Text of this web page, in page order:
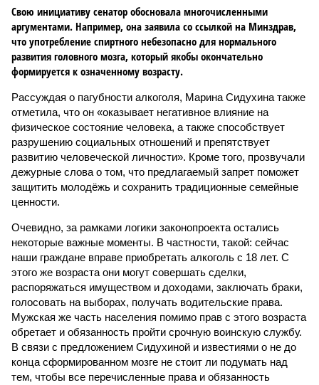
Свою инициативу сенатор обосновала многочисленными
аргументами. Например, она заявила со ссылкой на Минздрав,
что употребление спиртного небезопасно для нормального
развития головного мозга, который якобы окончательно
формируется к означенному возрасту.
Рассуждая о пагубности алкоголя, Марина Сидухина также
отметила, что он «оказывает негативное влияние на
физическое состояние человека, а также способствует
разрушению социальных отношений и препятствует
развитию человеческой личности». Кроме того, прозвучали
дежурные слова о том, что предлагаемый запрет поможет
защитить молодёжь и сохранить традиционные семейные
ценности.
Очевидно, за рамками логики законопроекта остались
некоторые важные моменты. В частности, такой: сейчас
наши граждане вправе приобретать алкоголь с 18 лет. С
этого же возраста они могут совершать сделки,
распоряжаться имуществом и доходами, заключать браки,
голосовать на выборах, получать водительские права.
Мужская же часть населения помимо прав с этого возраста
обретает и обязанность пройти срочную воинскую службу.
В связи с предложением Сидухиной и известиями о не до
конца сформированном мозге не стоит ли подумать над
тем, чтобы все перечисленные права и обязанность